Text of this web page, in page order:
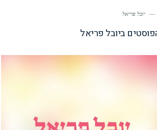
— יובל פריאל
ביובל פריאל